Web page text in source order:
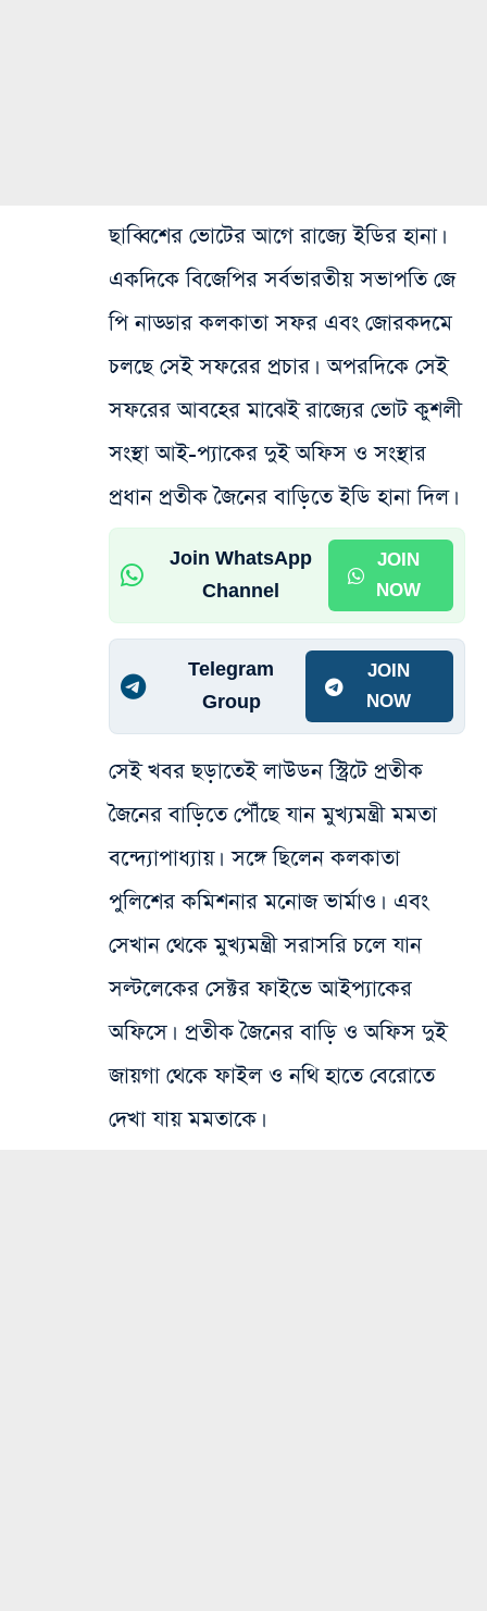
ছাব্বিশের ভোটের আগে রাজ্যে ইডির হানা।
একদিকে বিজেপির সর্বভারতীয় সভাপতি জে
পি নাড্ডার কলকাতা সফর এবং জোরকদমে
চলছে সেই সফরের প্রচার। অপরদিকে সেই
সফরের আবহের মাঝেই রাজ্যের ভোট কুশলী
সংস্থা আই-প্যাকের দুই অফিস ও সংস্থার
প্রধান প্রতীক জৈনের বাড়িতে ইডি হানা দিল।
Join WhatsApp
Channel
JOIN
NOW
Telegram
Group
JOIN
NOW
সেই খবর ছড়াতেই লাউডন স্ট্রিটে প্রতীক
জৈনের বাড়িতে পৌঁছে যান মুখ্যমন্ত্রী মমতা
বন্দ্যোপাধ্যায়। সঙ্গে ছিলেন কলকাতা
পুলিশের কমিশনার মনোজ ভার্মাও।
এবং
সেখান থেকে মুখ্যমন্ত্রী সরাসরি চলে যান
সল্টলেকের সেক্টর ফাইভে আইপ্যাকের
অফিসে। প্রতীক জৈনের বাড়ি ও অফিস দুই
জায়গা থেকে ফাইল ও নথি হাতে বেরোতে
দেখা যায় মমতাকে।